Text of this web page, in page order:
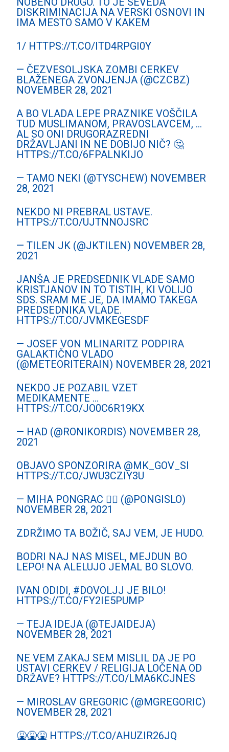
DISKRIMINACIJA NA VERSKI OSNOVI IN
IMA MESTO SAMO V KAKEM
1/ HTTPS://T.CO/ITD4RPGI0Y
— ČEZVESOLJSKA ZOMBI CERKEV
BLAŽENEGA ZVONJENJA (@CZCBZ)
NOVEMBER 28, 2021
A BO VLADA LEPE PRAZNIKE VOŠČILA
TUD MUSLIMANOM, PRAVOSLAVCEM, …
AL SO ONI DRUGORAZREDNI
DRŽAVLJANI IN NE DOBIJO NIČ? 🤔
HTTPS://T.CO/6FPALNKIJO
— TAMO NEKI (@TYSCHEW) NOVEMBER
28, 2021
NEKDO NI PREBRAL USTAVE.
HTTPS://T.CO/UJTNNOJSRC
— TILEN JK (@JKTILEN) NOVEMBER 28,
2021
JANŠA JE PREDSEDNIK VLADE SAMO
KRISTJANOV IN TO TISTIH, KI VOLIJO
SDS. SRAM ME JE, DA IMAMO TAKEGA
PREDSEDNIKA VLADE.
HTTPS://T.CO/JVMKEGESDF
— JOSEF VON MLINARITZ PODPIRA
GALAKTIČNO VLADO
(@METEORITERAIN) NOVEMBER 28, 2021
NEKDO JE POZABIL VZET
MEDIKAMENTE …
HTTPS://T.CO/JO0C6R19KX
— HAD (@RONIKORDIS) NOVEMBER 28,
2021
OBJAVO SPONZORIRA @MK_GOV_SI
HTTPS://T.CO/JWU3CZIY3U
— MIHA PONGRAC 🏳️‍🌈 (@PONGISLO)
NOVEMBER 28, 2021
ZDRŽIMO TA BOŽIČ, SAJ VEM, JE HUDO.
BODRI NAJ NAS MISEL, MEJDUN BO
LEPO! NA ALELUJO JEMAL BO SLOVO.
IVAN ODIDI, #DOVOLJJ JE BILO!
HTTPS://T.CO/FY2IE5PUMP
— TEJA IDEJA (@TEJAIDEJA)
NOVEMBER 28, 2021
NE VEM ZAKAJ SEM MISLIL DA JE PO
USTAVI CERKEV / RELIGIJA LOČENA OD
DRŽAVE? HTTPS://T.CO/LMA6KCJNES
— MIROSLAV GREGORIC (@MGREGORIC)
NOVEMBER 28, 2021
🤮🤮🤮 HTTPS://T.CO/AHUZIR26JQ